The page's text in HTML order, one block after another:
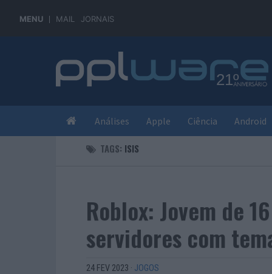
MENU MAIL JORNAIS
Análises Apple Ciência Android
TAGS: ISIS
Roblox: Jovem de
servidores com
24 FEV 2023 · JOGOS